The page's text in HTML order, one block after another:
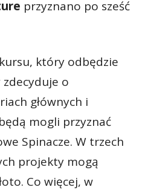
przyznano po sześć
który odbędzie
zdecyduje o
głównych i
mogli przyznać
Spinacze. W trzech
projekty mogą
Co więcej, w